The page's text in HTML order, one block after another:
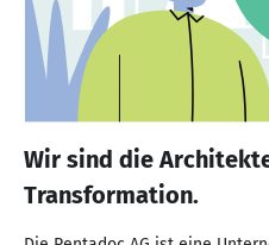
Wir sind die
Transformation.